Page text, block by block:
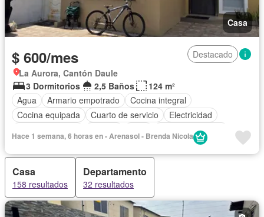
Casa
$ 600/mes
Destacado
La Aurora, Cantón Daule
3 Dormitorios
2,5 Baños
124 m²
Agua
Armario empotrado
Cocina integral
Cocina equipada
Cuarto de servicio
Electricidad
Vista panorámica
Hace 1 semana, 6 horas en - Arenasol - Brenda Nicola
Casa
158 resultados
Departamento
32 resultados